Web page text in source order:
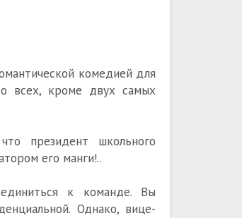
комедией для
всех, кроме двух самых
президент школьного
его манги!..
к команде. Вы
Однако, вице-